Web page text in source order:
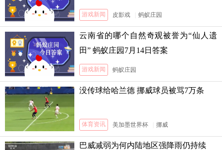
3日答案
游戏新闻 皮影戏 蚂蚁庄园
云南省的哪个自然奇观被誉为“仙人遗
田” 蚂蚁庄园7月14日答案
游戏新闻 蚂蚁庄园
没传球给哈兰德 挪威球员被骂7万条
体育资讯 美加墨世界杯 挪威
巴威减弱为何内陆地区强降雨仍持续